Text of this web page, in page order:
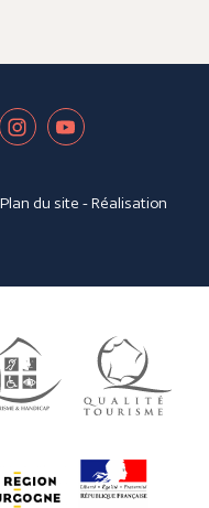
Plan du site - Réalisation